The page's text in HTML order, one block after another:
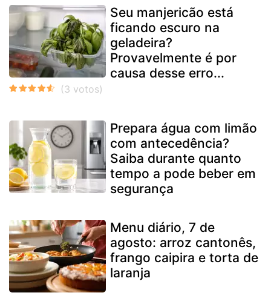
Seu manjericão está
ficando escuro na
geladeira?
Provavelmente é por
causa desse erro...
Prepara água com limão
com antecedência?
Saiba durante quanto
tempo a pode beber em
segurança
Menu diário, 7 de
agosto: arroz cantonês,
frango caipira e torta de
laranja